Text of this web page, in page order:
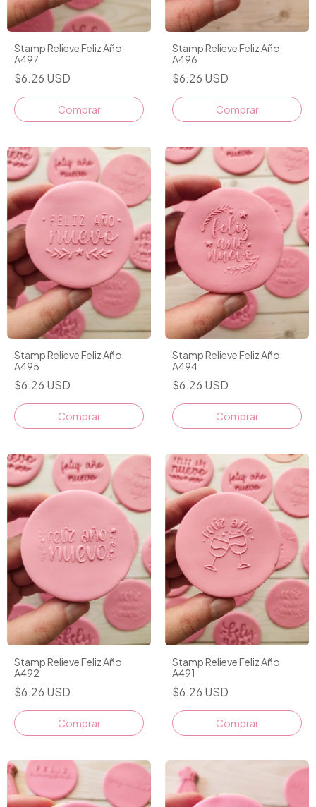
Stamp Relieve Feliz Año
A497
$6.26 USD
Stamp Relieve Feliz Año
A496
$6.26 USD
Stamp Relieve Feliz Año
A495
$6.26 USD
Stamp Relieve Feliz Año
A494
$6.26 USD
Stamp Relieve Feliz Año
A492
$6.26 USD
Stamp Relieve Feliz Año
A491
$6.26 USD